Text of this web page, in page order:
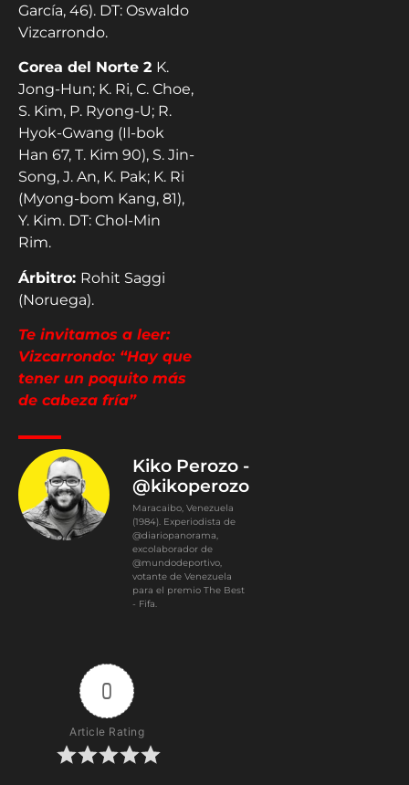
García, 46). DT: Oswaldo
Vizcarrondo.
Corea del Norte 2 K.
Jong-Hun; K. Ri, C. Choe,
S. Kim, P. Ryong-U; R.
Hyok-Gwang (Il-bok
Han 67, T. Kim 90), S. Jin-
Song, J. An, K. Pak; K. Ri
(Myong-bom Kang, 81),
Y. Kim. DT: Chol-Min
Rim.
Árbitro: Rohit Saggi
(Noruega).
Te invitamos a leer:
Vizcarrondo: “Hay que
tener un poquito más
de cabeza fría”
Kiko Perozo -
@kikoperozo
Maracaibo, Venezuela
(1984). Experiodista de
@diariopanorama,
excolaborador de
@mundodeportivo,
votante de Venezuela
para el premio The Best
- Fifa.
0
Article Rating